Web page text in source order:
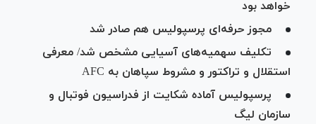
خواهد بود
مجوز حرفه‌ای پرسپولیس هم صادر شد
تکلیف سهمیه‌های آسیایی مشخص شد/ معرفی
استقلال و تراکتور و مشروط سپاهان به AFC
پرسپولیس آماده شکایت از فدراسیون فوتبال و‌
سازمان لیگ